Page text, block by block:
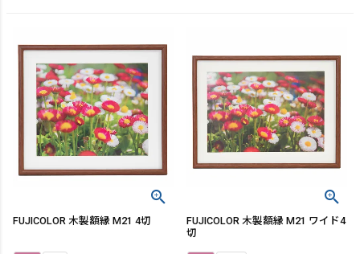
FUJICOLOR 木製額縁 M21 4切
FUJICOLOR 木製額縁 M21 ワイド4
切